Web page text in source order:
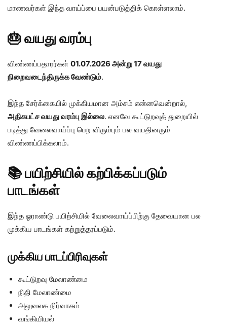
மாணவர்கள் இந்த வாய்ப்பை பயன்படுத்திக் கொள்ளலாம்.
🎂 வயது வரம்பு
விண்ணப்பதாரர்கள் 01.07.2026 அன்று 17 வயது
நிறைவடைந்திருக்க வேண்டும்.
இந்த சேர்க்கையில் முக்கியமான அம்சம் என்னவென்றால்,
அதிகபட்ச வயது வரம்பு இல்லை. எனவே கூட்டுறவுத் துறையில்
படித்து வேலைவாய்ப்பு பெற விரும்பும் பல வயதினரும்
விண்ணப்பிக்கலாம்.
📚 பயிற்சியில் கற்பிக்கப்படும்
பாடங்கள்
இந்த ஓராண்டு பயிற்சியில் வேலைவாய்ப்பிற்கு தேவையான பல
முக்கிய பாடங்கள் கற்றுத்தரப்படும்.
முக்கிய பாடப்பிரிவுகள்
கூட்டுறவு மேலாண்மை
நிதி மேலாண்மை
அலுவலக நிர்வாகம்
வங்கியியல்